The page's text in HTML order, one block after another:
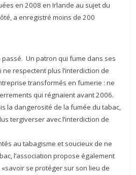
en 2008 en Irlande au sujet du
a enregistré moins de 200
passé. Un patron qui fume dans ses
respectent plus l’interdiction de
transformés en fumerie : ne
qui régnaient avant 2006.
la dangerosité de la fumée du tabac,
tergiverser avec l’interdiction de
au tabagisme et soucieux de ne
l’association propose également
se protéger sur son lieu de